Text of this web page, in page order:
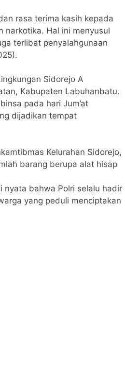
rasa terima kasih kepada
narkotika. Hal ini menyusul
terlibat penyalahgunaan
Sidorejo A
Kabupaten Labuhanbatu.
pada hari Jum’at
dijadikan tempat
Kelurahan Sidorejo,
barang berupa alat hisap
nyata bahwa Polri selalu hadir
yang peduli menciptakan